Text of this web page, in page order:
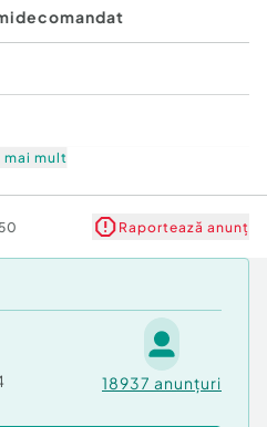
oferind
după preferințe.
mai mult
Raportează anunț
18937 anunțuri